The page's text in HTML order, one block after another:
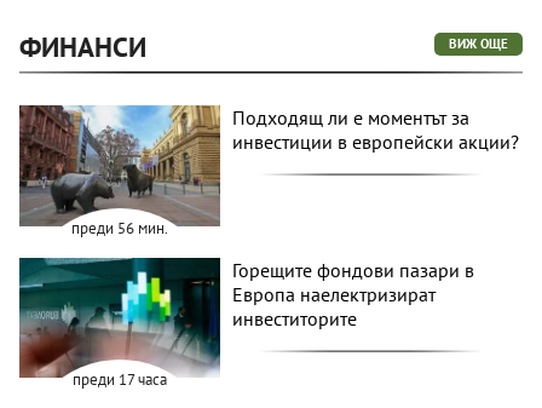
ФИНАНСИ ВИЖ ОЩЕ
преди 56 мин.
Подходящ ли е моментът за
инвестиции в европейски акции?
преди 17 часа
Горещите фондови пазари в
Европа наелектризират
инвеститорите